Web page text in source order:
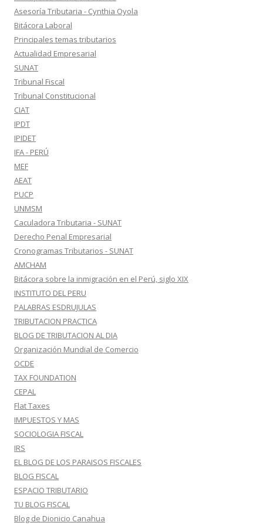
Asesoría Tributaria - Cynthia Oyola
Bitácora Laboral
Principales temas tributarios
Actualidad Empresarial
SUNAT
Tribunal Fiscal
Tribunal Constitucional
CIAT
IPDT
IPIDET
IFA - PERÚ
MEF
AEAT
PUCP
UNMSM
Caculadora Tributaria - SUNAT
Derecho Penal Empresarial
Cronogramas Tributarios - SUNAT
AMCHAM
Bitácora sobre la inmigración en el Perú, siglo XIX
INSTITUTO DEL PERU
PALABRAS ESDRUJULAS
TRIBUTACION PRACTICA
BLOG DE TRIBUTACION AL DIA
Organización Mundial de Comercio
OCDE
TAX FOUNDATION
CEPAL
Flat Taxes
IMPUESTOS Y MAS
SOCIOLOGIA FISCAL
IRS
EL BLOG DE LOS PARAISOS FISCALES
BLOG FISCAL
ESPACIO TRIBUTARIO
TU BLOG FISCAL
Blog de Dionicio Canahua